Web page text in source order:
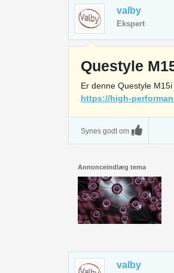
valby
Ekspert
Questyle
Er denne Questyle
https://high-
Synes godt om
Annonceindlæg tema
valby